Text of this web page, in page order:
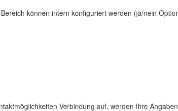
können intern konfiguriert werden (ja/nein
Verbindung auf, werden Ihre